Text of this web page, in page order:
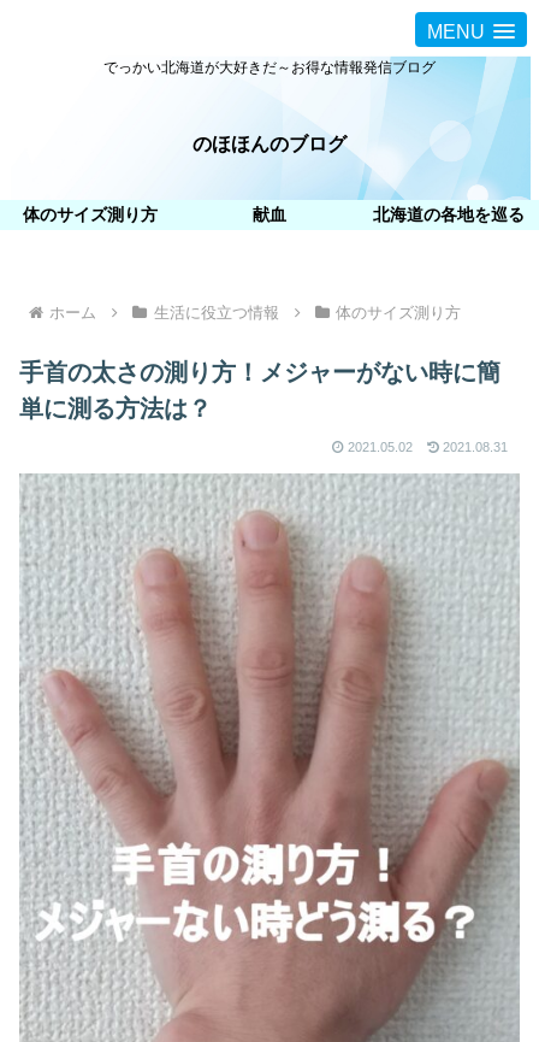
MENU
でっかい北海道が大好きだ～お得な情報発信ブログ
のほほんのブログ
体のサイズ測り方 献血 北海道の各地を巡る
ホーム 生活に役立つ情報 体のサイズ測り方
手首の太さの測り方！メジャーがない時に簡
単に測る方法は？
2021.05.02 2021.08.31